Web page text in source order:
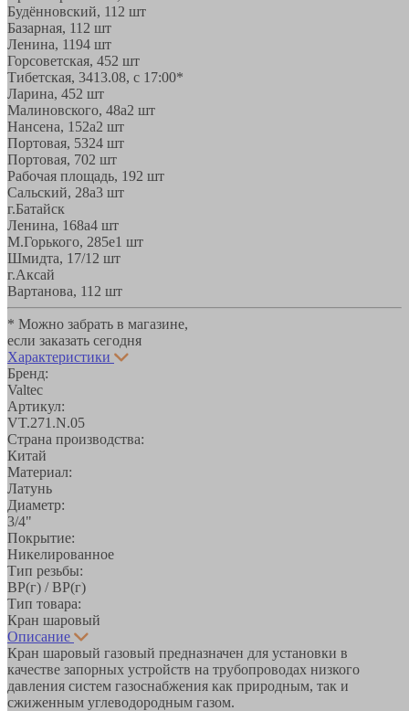
Будённовский, 11 2 шт
Базарная, 11 2 шт
Ленина, 1194 шт
Горсоветская, 452 шт
Тибетская, 3413.08, с 17:00*
Ларина, 452 шт
Малиновского, 48а2 шт
Нансена, 152а2 шт
Портовая, 5324 шт
Портовая, 702 шт
Рабочая площадь, 192 шт
Сальский, 28a3 шт
г.Батайск
Ленина, 168а4 шт
М.Горького, 285е1 шт
Шмидта, 17/1 2 шт
г.Аксай
Вартанова, 11 2 шт
* Можно забрать в магазине,
если заказать сегодня
Характеристики
Бренд:
Valtec
Артикул:
VT.271.N.05
Страна производства:
Китай
Материал:
Латунь
Диаметр:
3/4"
Покрытие:
Никелированное
Тип резьбы:
ВР(г) / ВР(г)
Тип товара:
Кран шаровый
Описание
Кран шаровый газовый предназначен для установки в
качестве запорных устройств на трубопроводах низкого
давления систем газоснабжения как природным, так и
сжиженным углеводородным газом.